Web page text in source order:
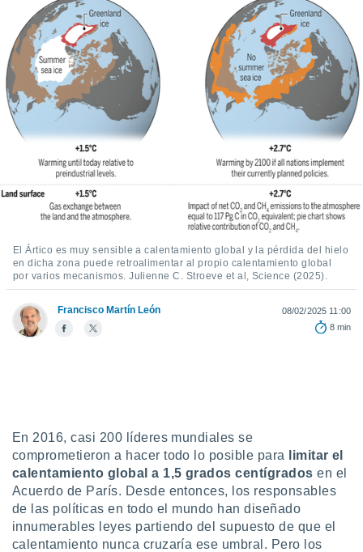
permite
seguir
contenido
coste.
a la
la
nuestros
nos
y análisis
en
como
perfil
más
y
de
ACEPTAR
CONFIGURACIÓN
El Ártico es muy sensible a calentamiento global y la pérdida del hielo
en dicha zona puede retroalimentar al propio calentamiento global
por varios mecanismos. Julienne C. Stroeve et al, Science (2025).
Francisco Martín León
08/02/2025 11:00
8 min
En 2016, casi 200 líderes mundiales se
comprometieron a hacer todo lo posible para
limitar el
calentamiento global a 1,5 grados centígrados en el
Acuerdo de París. Desde entonces, los responsables
de las políticas en todo el mundo han diseñado
innumerables leyes partiendo del supuesto de que el
calentamiento nunca cruzaría ese umbral. Pero los